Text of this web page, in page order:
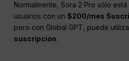
Normalmente, Sora 2 Pro sólo
usuarios con un$200/mes
pero con Global GPT, puede
suscripción.